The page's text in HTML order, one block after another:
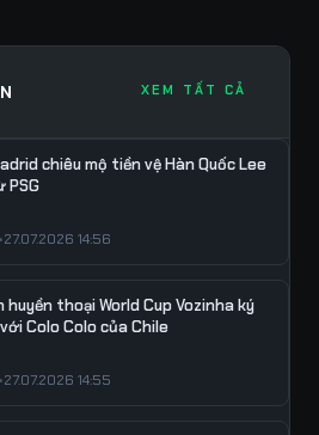
XEM TẤT CẢ
chiêu mộ tiền vệ Hàn Quốc Lee
PSG
•27.07.2026 14:56
thoại World Cup Vozinha ký
Colo Colo của Chile
•27.07.2026 14:55